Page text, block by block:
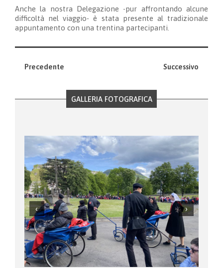
Anche la nostra Delegazione -pur affrontando alcune
difficoltà nel viaggio- è stata presente al tradizionale
appuntamento con una trentina partecipanti.
Precedente Successivo
GALLERIA FOTOGRAFICA